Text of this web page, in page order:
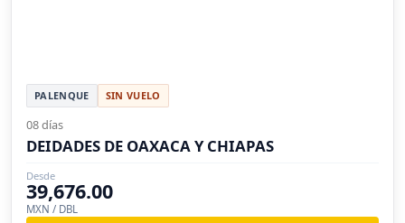
PALENQUE SIN VUELO
08 días
DEIDADES DE OAXACA Y CHIAPAS
Desde
39,676.00
MXN / DBL